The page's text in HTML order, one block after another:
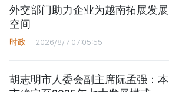
外交部门助力企业为越南拓展发展
空间
时政 2026/8/7 07:05:55
胡志明市人委会副主席阮孟强：本